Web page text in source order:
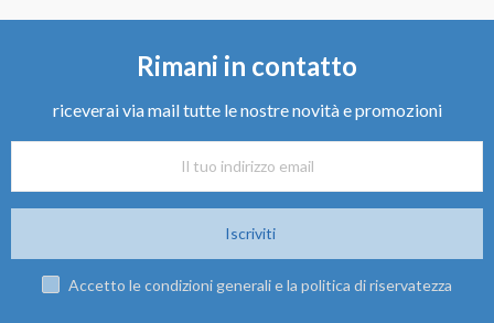
Rimani in contatto
riceverai via mail tutte le nostre novità e promozioni
Iscriviti
Accetto le condizioni generali e la politica di riservatezza